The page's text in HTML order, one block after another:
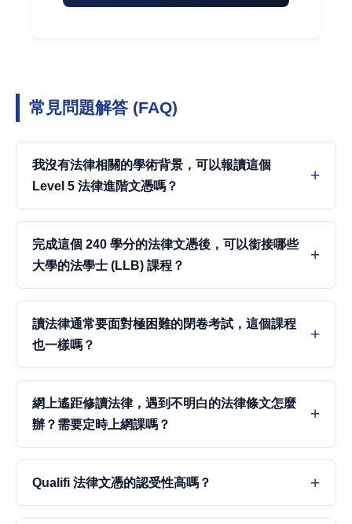
常見問題解答 (FAQ)
我沒有法律相關的學術背景，可以報讀這個
Level 5 法律進階文憑嗎？
完成這個 240 學分的法律文憑後，可以銜接哪些
大學的法學士 (LLB) 課程？
讀法律通常要面對極困難的閉卷考試，這個課程
也一樣嗎？
網上遙距修讀法律，遇到不明白的法律條文怎麼
辦？需要定時上網課嗎？
Qualifi 法律文憑的認受性高嗎？